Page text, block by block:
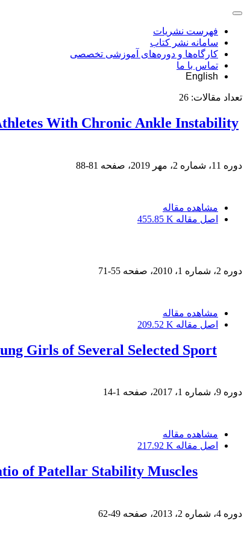
فهرست نشریات
سامانه نشر کتاب
کارگاه‌ها و دوره‌های آموزشی تخصصی
تماس با ما
English
تعداد مقالات: 26
With Chronic Ankle Instability
دوره 11، شماره 2، مهر 2019، صفحه 81-88
مشاهده مقاله
اصل مقاله 455.85 K
دوره 2، شماره 1، 2010، صفحه 55-71
مشاهده مقاله
اصل مقاله 209.52 K
Girls of Several Selected Sport
دوره 9، شماره 1، 2017، صفحه 1-14
مشاهده مقاله
اصل مقاله 217.92 K
of Patellar Stability Muscles
دوره 4، شماره 2، 2013، صفحه 49-62